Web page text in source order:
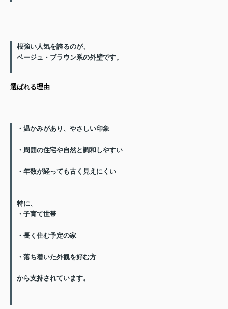
根強い人気を誇るのが、
ベージュ・ブラウン系の外壁です。
選ばれる理由
・温かみがあり、やさしい印象
・周囲の住宅や自然と調和しやすい
・年数が経っても古く見えにくい
特に、
・子育て世帯
・長く住む予定の家
・落ち着いた外観を好む方
から支持されています。